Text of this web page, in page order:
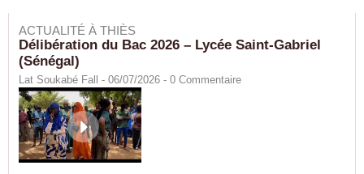
ACTUALITÉ À THIÈS
Délibération du Bac 2026 – Lycée Saint-Gabriel
(Sénégal)
Lat Soukabé Fall - 06/07/2026 - 0 Commentaire